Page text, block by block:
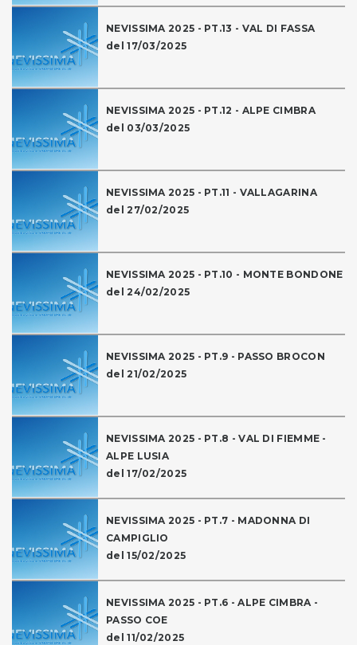
NEVISSIMA 2025 - PT.13 - VAL DI FASSA
del 17/03/2025
NEVISSIMA 2025 - PT.12 - ALPE CIMBRA
del 03/03/2025
NEVISSIMA 2025 - PT.11 - VALLAGARINA
del 27/02/2025
NEVISSIMA 2025 - PT.10 - MONTE BONDONE
del 24/02/2025
NEVISSIMA 2025 - PT.9 - PASSO BROCON
del 21/02/2025
NEVISSIMA 2025 - PT.8 - VAL DI FIEMME -
ALPE LUSIA
del 17/02/2025
NEVISSIMA 2025 - PT.7 - MADONNA DI
CAMPIGLIO
del 15/02/2025
NEVISSIMA 2025 - PT.6 - ALPE CIMBRA -
PASSO COE
del 11/02/2025